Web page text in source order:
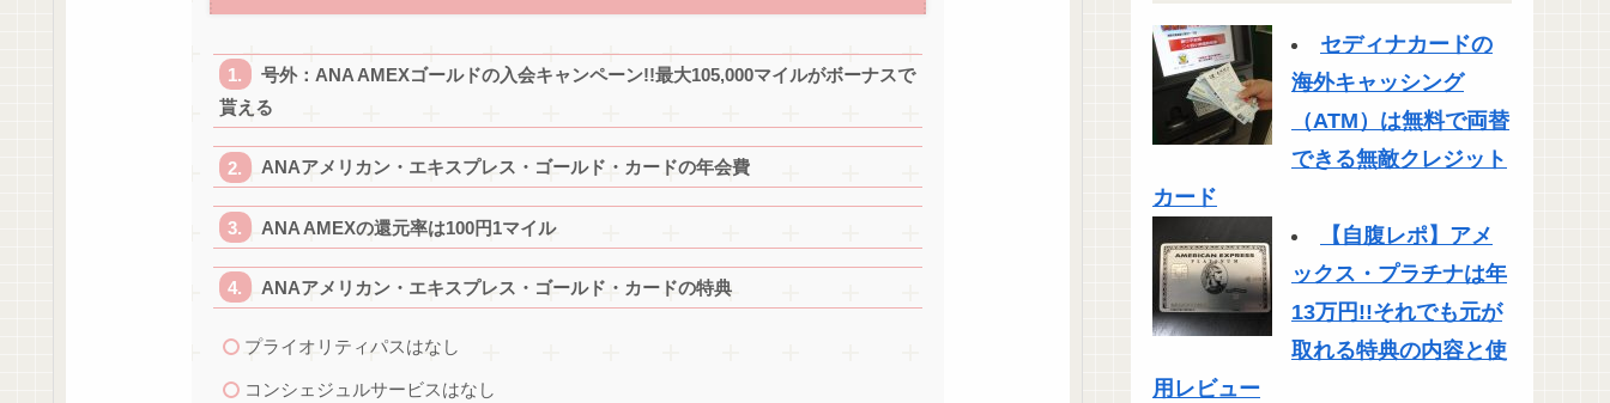
号外：ANA AMEXゴールドの入会キャンペーン!!最大105,000マイルがボーナスで
貰える
ANAアメリカン・エキスプレス・ゴールド・カードの年会費
ANA AMEXの還元率は100円1マイル
ANAアメリカン・エキスプレス・ゴールド・カードの特典
プライオリティパスはなし
コンシェジュルサービスはなし
セディナカードの
海外キャッシング
（ATM）は無料で両替
できる無敵クレジット
カード
【自腹レポ】アメ
ックス・プラチナは年
13万円!!それでも元が
取れる特典の内容と使
用レビュー